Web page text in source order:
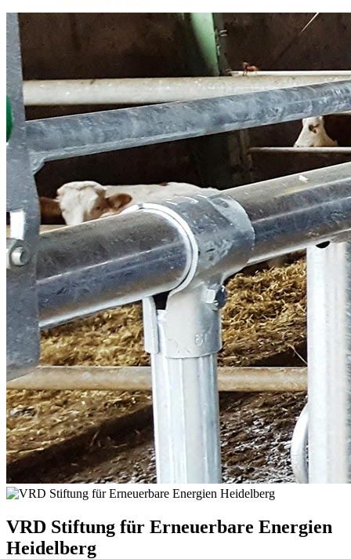
VRD Stiftung für Erneuerbare Energien
Heidelberg